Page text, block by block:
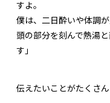
すよ。
僕は、二日酔いや体調が
頭の部分を刻んで熱湯
す」
伝えたいことがたくさ